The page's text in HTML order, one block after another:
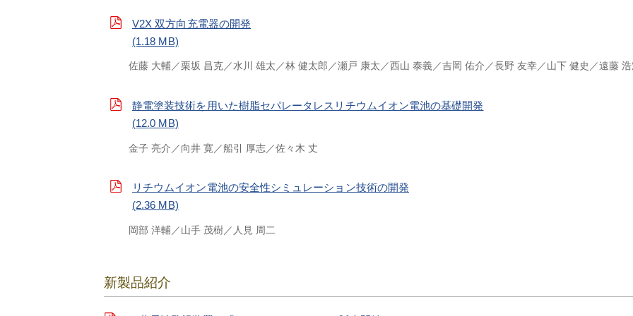
V2X 双方向充電器の開発
(1.18 MB)
佐藤 大輔 栗坂 昌克 水川 雄太 林 健太郎 瀬戸 康太 西山 泰義 吉岡 佑介 長野 友幸 山下 健史 遠藤
静電塗装技術を用いた樹脂セパレータレスリチウムイオン電池の基礎開発
(12.0 MB)
金子 亮介 向井 寛 船引 厚志 佐々木 丈
リチウムイオン電池の安全性シミュレーション技術の開発
(2.36 MB)
岡部 洋輔 山手 茂樹 人見 周二
新製品紹介